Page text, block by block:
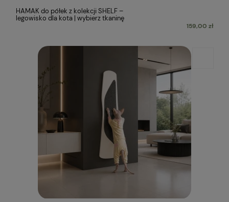
HAMAK do półek z kolekcji SHELF –
legowisko dla kota | wybierz tkaninę
159,00 zł